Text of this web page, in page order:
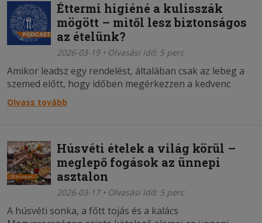
Éttermi higiéné a kulisszák
mögött – mitől lesz biztonságos
az ételünk?
2026-03-19 • Olvasási idő: 5 perc
Amikor leadsz egy rendelést, általában csak az lebeg a
szemed előtt, hogy időben megérkezzen a kedvenc
fogásod. De vajon mi zajlik a háttérben addig, amíg az
étel eljut hozzád?
Olvass tovább
Húsvéti ételek a világ körül –
meglepő fogások az ünnepi
asztalon
2026-03-17 • Olvasási idő: 5 perc
A húsvéti sonka, a főtt tojás és a kalács